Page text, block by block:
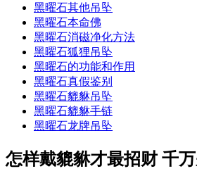
黑曜石其他吊坠
黑曜石本命佛
黑曜石消磁净化方法
黑曜石狐狸吊坠
黑曜石的功能和作用
黑曜石真假鉴别
黑曜石貔貅吊坠
黑曜石貔貅手链
黑曜石龙牌吊坠
怎样戴貔貅才最招财 千